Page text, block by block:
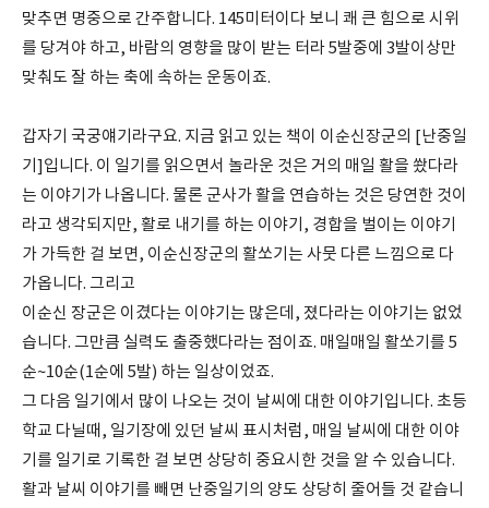
맞추면 명중으로 간주합니다. 145미터이다 보니 쾌 큰 힘으로 시위
를 당겨야 하고, 바람의 영향을 많이 받는 터라 5발중에 3발이상만
맞춰도 잘 하는 축에 속하는 운동이죠.
갑자기 국궁얘기라구요. 지금 읽고 있는 책이 이순신장군의 [난중일
기]입니다. 이 일기를 읽으면서 놀라운 것은 거의 매일 활을 쐈다라
는 이야기가 나옵니다. 물론 군사가 활을 연습하는 것은 당연한 것이
라고 생각되지만, 활로 내기를 하는 이야기, 경합을 벌이는 이야기
가 가득한 걸 보면, 이순신장군의 활쏘기는 사뭇 다른 느낌으로 다
가옵니다. 그리고
이순신 장군은 이겼다는 이야기는 많은데, 졌다라는 이야기는 없었
습니다. 그만큼 실력도 출중했다라는 점이죠. 매일매일 활쏘기를 5
순~10순(1순에 5발) 하는 일상이었죠.
그 다음 일기에서 많이 나오는 것이 날씨에 대한 이야기입니다. 초등
학교 다닐때, 일기장에 있던 날씨 표시처럼, 매일 날씨에 대한 이야
기를 일기로 기록한 걸 보면 상당히 중요시한 것을 알 수 있습니다.
활과 날씨 이야기를 빼면 난중일기의 양도 상당히 줄어들 것 같습니